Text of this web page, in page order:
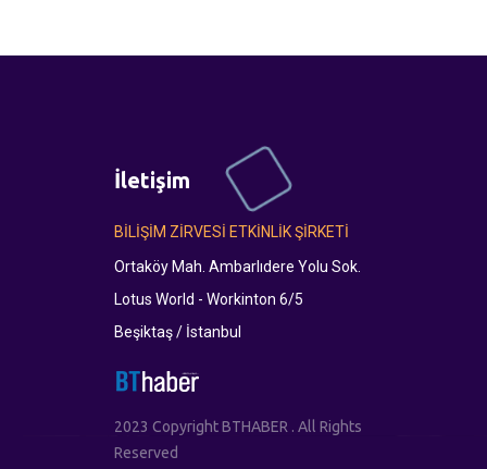
İletişim
BİLİŞİM ZİRVESİ ETKİNLİK ŞİRKETİ
Ortaköy Mah. Ambarlıdere Yolu Sok.
Lotus World - Workinton 6/5
Beşiktaş / İstanbul
2023 Copyright BTHABER . All Rights
Reserved